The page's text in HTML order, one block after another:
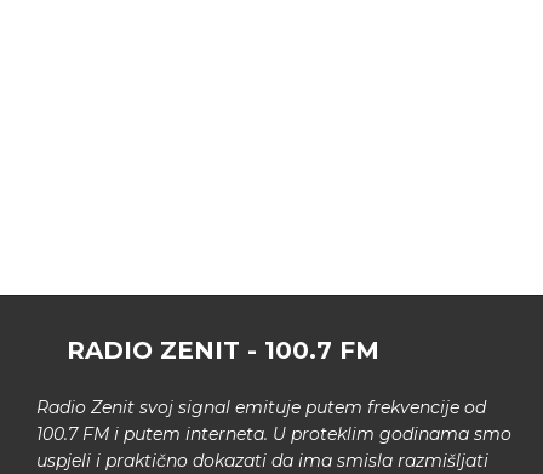
RADIO ZENIT - 100.7 FM
Radio Zenit svoj signal emituje putem frekvencije od
100.7 FM i putem interneta. U proteklim godinama smo
uspjeli i praktično dokazati da ima smisla razmišljati